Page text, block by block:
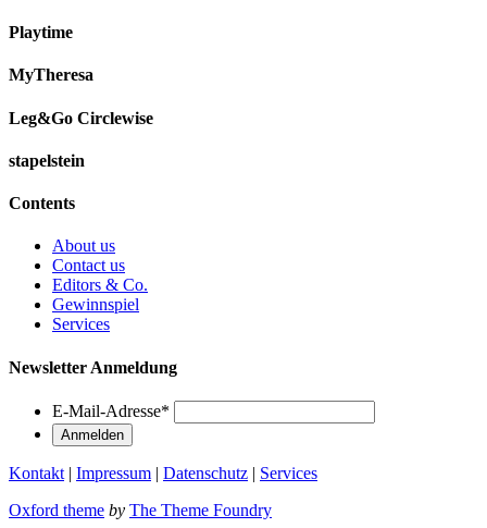
Playtime
MyTheresa
Leg&Go Circlewise
stapelstein
Contents
About us
Contact us
Editors & Co.
Gewinnspiel
Services
Newsletter Anmeldung
E-Mail-Adresse*
Kontakt | Impressum | Datenschutz | Services
Oxford theme by The Theme Foundry